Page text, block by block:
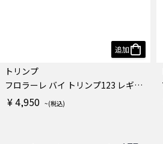
追加
トリンプ
フロラーレ バイ トリンプ123 レギュラーショーツ
¥ 4,950